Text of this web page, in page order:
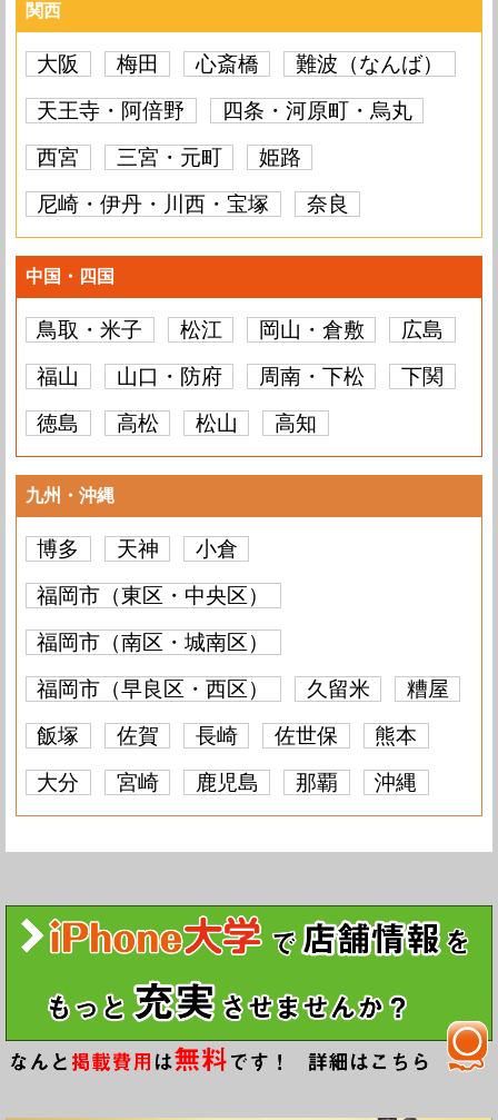
iPhone 8 要問い合わせ
iPhone 8 Plus 要問い合わせ
iPhone 8 要問い合わせ
iPhone X 要問い合わせ
iPhone 8 Plus 要問い合わせ
iPhone XS
iPhone X 要問い合わせ
iPhone 8 Plus 要問い合わせ
関西
大阪 梅田 心斎橋
難波（なんば）
天王寺・阿倍野
四条・河原町・烏丸
西宮
三宮・元町
姫路
尼崎・伊丹・川西・宝塚
奈良
中国・四国
鳥取・米子 松江 岡山・倉敷
広島
福山
山口・防府 周南・下松
下関
徳島
高松 松山 高知
九州・沖縄
博多 天神
小倉
福岡市（東区・中央区）
福岡市（南区・城南区）
福岡市（早良区・西区）
久留米
糟屋
飯塚
佐賀 長崎 佐世保
熊本
大分
宮崎 鹿児島 那覇 沖縄